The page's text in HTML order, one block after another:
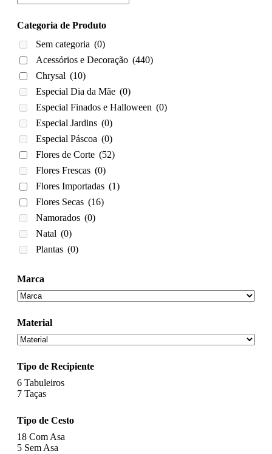
Categoria de Produto
Sem categoria (0)
Acessórios e Decoração (440)
Chrysal (10)
Especial Dia da Mãe (0)
Especial Finados e Halloween (0)
Especial Jardins (0)
Especial Páscoa (0)
Flores de Corte (52)
Flores Frescas (0)
Flores Importadas (1)
Flores Secas (16)
Namorados (0)
Natal (0)
Plantas (0)
Marca
Material
Tipo de Recipiente
6 Tabuleiros
7 Taças
Tipo de Cesto
18 Com Asa
5 Sem Asa